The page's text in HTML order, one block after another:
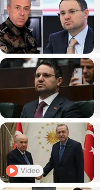
Video